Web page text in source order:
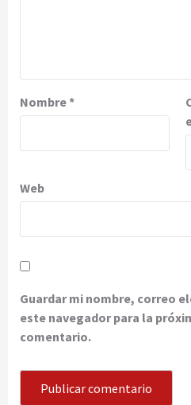
Nombre*
Web
Guardar mi nombre, correo
este navegador para la
comentario.